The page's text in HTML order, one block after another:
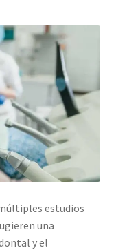
múltiples estudios
una
y el